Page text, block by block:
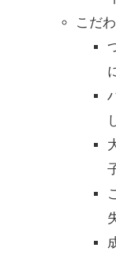
こだ